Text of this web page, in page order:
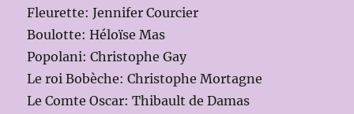
Fleurette: Jennifer Courcier
Boulotte: Héloïse Mas
Popolani: Christophe Gay
Le roi Bobèche: Christophe Mortagne
Le Comte Oscar: Thibault de Damas